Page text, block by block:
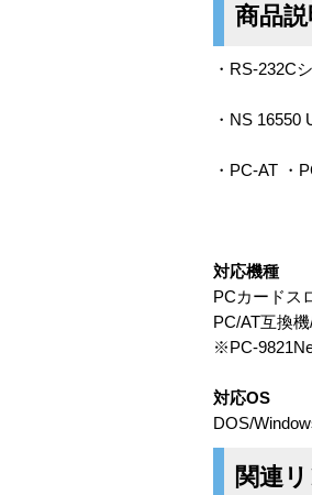
商品説
・RS-232C
・NS
・PC-AT ・
対応機種
PCカードス
PC/AT互換
※PC-
対応OS
DOS/
関連